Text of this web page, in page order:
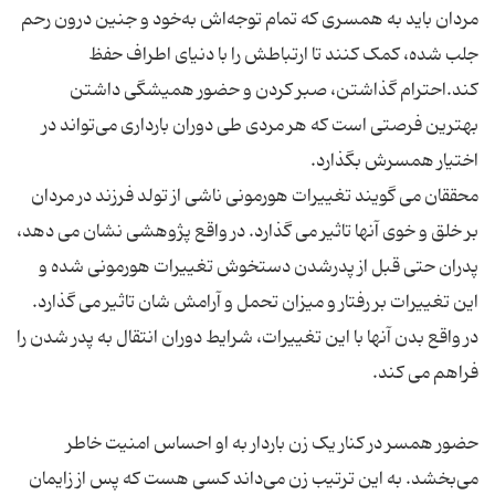
مردان باید به همسری که تمام توجه‌اش به‌خود و جنین درون رحم
جلب شده، کمک کنند تا ارتباطش را با دنیای اطراف حفظ
کند.احترام گذاشتن، صبر کردن و حضور همیشگی داشتن
بهترین فرصتی است که هر مردی طی دوران بارداری می‌تواند در
محققان می گویند تغییرات هورمونی ناشی از تولد فرزند در مردان
بر خلق و خوی آنها تاثیر می گذارد. در واقع پژوهشی نشان می دهد،
پدران حتی قبل از پدرشدن دستخوش تغییرات هورمونی شده و
این تغییرات بر رفتار و میزان تحمل و آرامش شان تاثیر می گذارد.
در واقع بدن آنها با این تغییرات، شرایط دوران انتقال به پدر شدن را
حضور همسر در کنار یک زن باردار به او احساس امنیت خاطر
می‌بخشد. به این ترتیب زن می‌داند کسی هست که پس از زایمان